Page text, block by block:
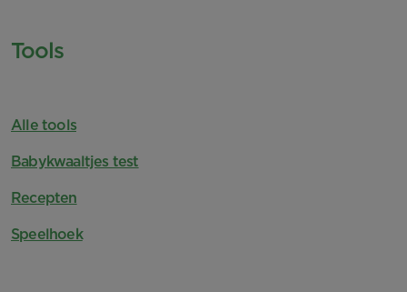
Tools
Alle tools
Babykwaaltjes test
Recepten
Speelhoek